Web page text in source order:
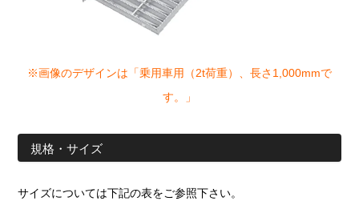
※画像のデザインは「乗用車用（2t荷重）、長さ1,000mmで
す。」
規格・サイズ
サイズについては下記の表をご参照下さい。